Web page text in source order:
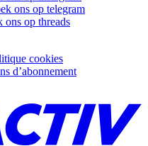
ons op telegram
ons op threads
cookies
d’abonnement